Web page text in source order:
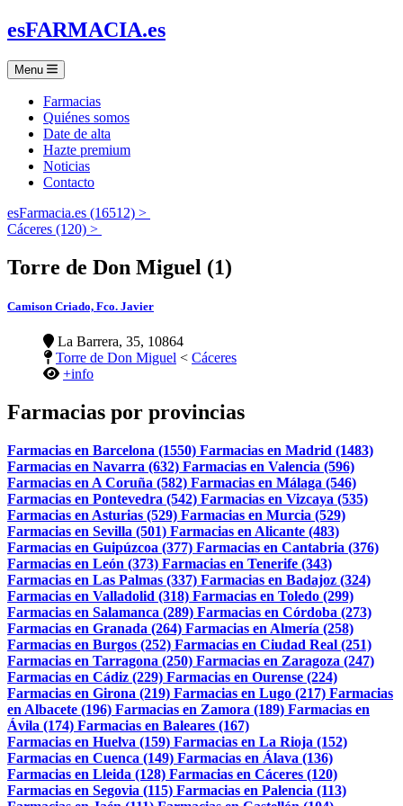
esFARMACIA.es
Menu
Farmacias
Quiénes somos
Date de alta
Hazte premium
Noticias
Contacto
esFarmacia.es (16512) >
Cáceres (120) >
Torre de Don Miguel (1)
Camison Criado, Fco. Javier
La Barrera, 35, 10864
Torre de Don Miguel < Cáceres
+info
Farmacias por provincias
Farmacias en Barcelona (1550) Farmacias en Madrid (1483)
Farmacias en Navarra (632) Farmacias en Valencia (596)
Farmacias en A Coruña (582) Farmacias en Málaga (546)
Farmacias en Pontevedra (542) Farmacias en Vizcaya (535)
Farmacias en Asturias (529) Farmacias en Murcia (529)
Farmacias en Sevilla (501) Farmacias en Alicante (483)
Farmacias en Guipúzcoa (377) Farmacias en Cantabria (376)
Farmacias en León (373) Farmacias en Tenerife (343)
Farmacias en Las Palmas (337) Farmacias en Badajoz (324)
Farmacias en Valladolid (318) Farmacias en Toledo (299)
Farmacias en Salamanca (289) Farmacias en Córdoba (273)
Farmacias en Granada (264) Farmacias en Almería (258)
Farmacias en Burgos (252) Farmacias en Ciudad Real (251)
Farmacias en Tarragona (250) Farmacias en Zaragoza (247)
Farmacias en Cádiz (229) Farmacias en Ourense (224)
Farmacias en Girona (219) Farmacias en Lugo (217) Farmacias
en Albacete (196) Farmacias en Zamora (189) Farmacias en
Ávila (174) Farmacias en Baleares (167)
Farmacias en Huelva (159) Farmacias en La Rioja (152)
Farmacias en Cuenca (149) Farmacias en Álava (136)
Farmacias en Lleida (128) Farmacias en Cáceres (120)
Farmacias en Segovia (115) Farmacias en Palencia (113)